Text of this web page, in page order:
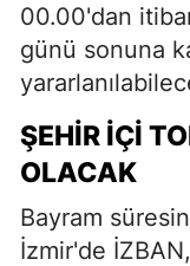
00.00'dan
günü sonuna
ŞEHIR İÇI
OLACAK
Bayram
İzmir'de